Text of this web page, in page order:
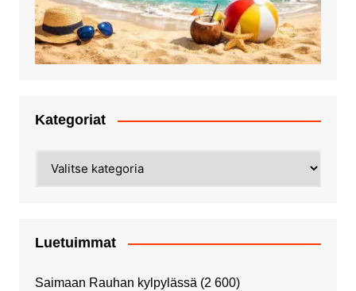
Kategoriat
Luetuimmat
Saimaan Rauhan kylpylässä (2 600)